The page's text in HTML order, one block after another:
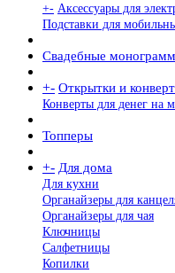
+- Аксессуары для
Подставки для
Свадебные
+- Открытки и
Конверты для денег на
Топперы
+- Для дома
Для кухни
Органайзеры для
Органайзеры для чая
Ключницы
Салфетницы
Копилки